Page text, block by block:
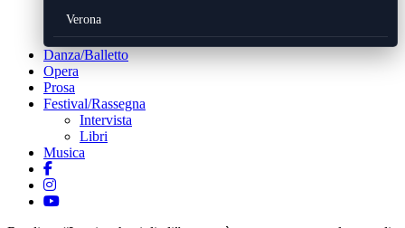
Verona
Danza/Balletto
Opera
Prosa
Festival/Rassegna
Intervista
Libri
Musica